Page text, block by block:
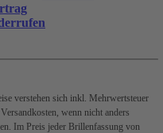
verstehen sich inkl. Mehrwertsteuer
wenn nicht anders
Im Preis jeder Brillenfassung von